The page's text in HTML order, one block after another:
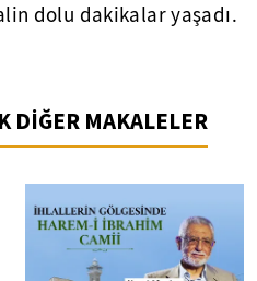
dolu dakikalar yaşadı.
DİĞER MAKALELER